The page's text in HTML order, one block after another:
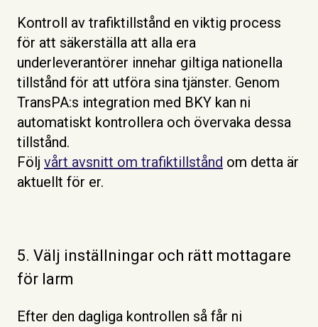
Kontroll av trafiktillstånd en viktig process
för att säkerställa att alla era
underleverantörer innehar giltiga nationella
tillstånd för att utföra sina tjänster. Genom
TransPA:s integration med BKY kan ni
automatiskt kontrollera och övervaka dessa
tillstånd.
Följ vårt avsnitt om trafiktillstånd om detta är
aktuellt för er.
5. Välj inställningar och rätt mottagare
för larm
Efter den dagliga kontrollen så får ni